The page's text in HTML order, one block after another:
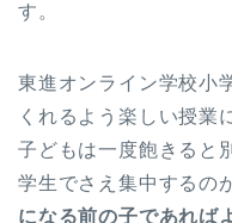
す。
東進オンライン学校小
くれるよう楽しい授業
子どもは一度飽きると
学生でさえ集中するの
になる前の子であれば